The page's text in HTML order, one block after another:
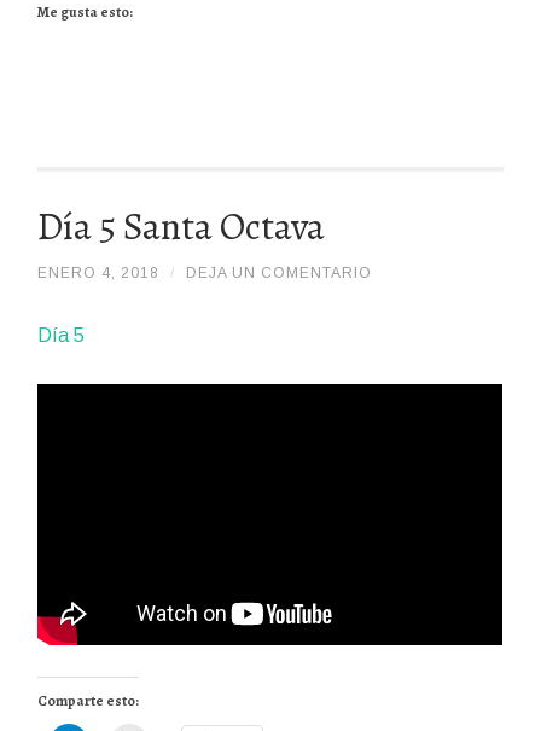
Me gusta esto:
Día 5 Santa Octava
ENERO 4, 2018
// DEJA UN COMENTARIO
Día 5
Comparte esto: